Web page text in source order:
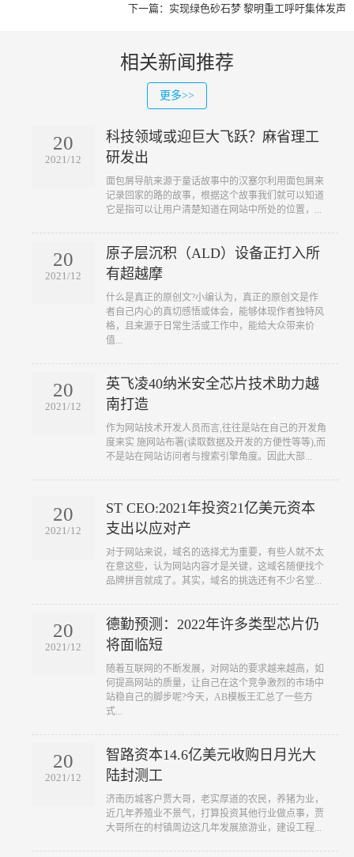
下一篇： 实现绿色砂石梦 黎明重工呼吁集体发声
相关新闻推荐
更多>>
20
2021/12
科技领域或迎巨大飞跃？麻省理工
研发出
​面包屑导航来源于童话故事中的汉塞尔利用面包屑来
记录回家的路的故事，根据这个故事我们就可以知道
它是指可以让用户清楚知道在网站中所处的位置，...
20
2021/12
原子层沉积（ALD）设备正打入所
有超越摩
​什么是真正的原创文?小编认为，真正的原创文是作
者自己内心的真切感悟或体会，能够体现作者独特风
格，且来源于日常生活或工作中，能给大众带来价
值...
20
2021/12
英飞凌40纳米安全芯片技术助力越
南打造
​作为网站技术开发人员而言,往往是站在自己的开发角
度来实 施网站布署(读取数据及开发的方便性等等),而
不是站在网站访问者与搜索引擎角度。因此大部...
20
2021/12
ST CEO:2021年投资21亿美元资本
支出以应对产
​对于网站来说，域名的选择尤为重要，有些人就不太
在意这些，认为网站内容才是关键，这域名随便找个
品牌拼音就成了。其实，域名的挑选还有不少名堂...
20
2021/12
德勤预测：2022年许多类型芯片仍
将面临短
​随着互联网的不断发展，对网站的要求越来越高，如
何提高网站的质量，让自己在这个竞争激烈的市场中
站稳自己的脚步呢?今天，AB模板王汇总了一些方
式...
20
2021/12
智路资本14.6亿美元收购日月光大
陆封测工
​济南历城客户贾大哥，老实厚道的农民，养猪为业，
近几年养殖业不景气，打算投资其他行业做点事，贾
大哥所在的村镇周边这几年发展旅游业，建设工程...